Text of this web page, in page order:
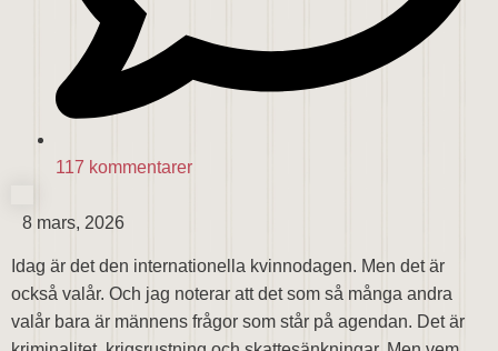
117 kommentarer
8 mars, 2026
Idag är det den internationella kvinnodagen. Men det är
också valår. Och jag noterar att det som så många andra
valår bara är männens frågor som står på agendan. Det är